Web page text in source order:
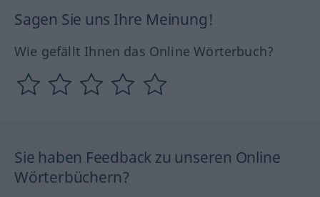
Sagen Sie uns Ihre Meinung!
Wie gefällt Ihnen das Online Wörterbuch?
Sie haben Feedback zu unseren Online
Wörterbüchern?